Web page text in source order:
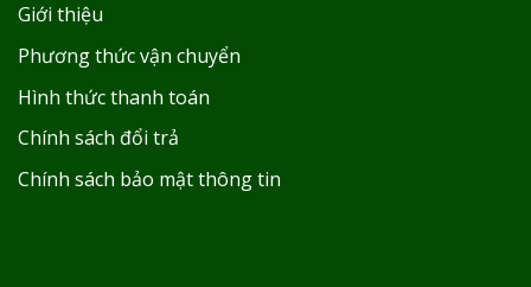
Giới thiệu
Phương thức vận chuyển
Hình thức thanh toán
Chính sách đổi trả
Chính sách bảo mật thông tin